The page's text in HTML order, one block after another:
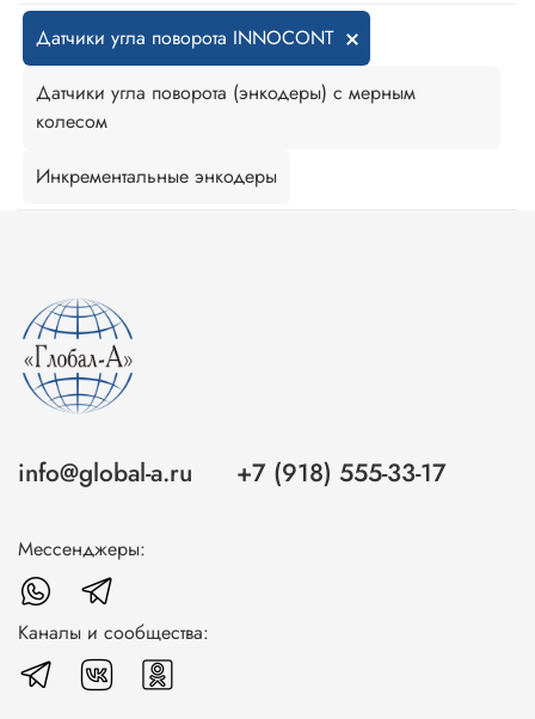
Датчики угла поворота INNOCONT
Датчики угла поворота (энкодеры) с мерным
колесом
Инкрементальные энкодеры
info@global-a.ru +7 (918) 555-33-17
Мессенджеры:
Каналы и сообщества: